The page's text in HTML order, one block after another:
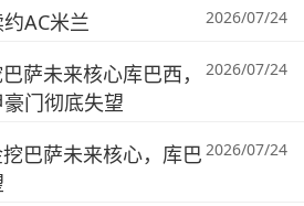
AC米兰 2026/07/24
萨未来核心库巴西，
门彻底失望
2026/07/24
巴萨未来核心，库巴 2026/07/24